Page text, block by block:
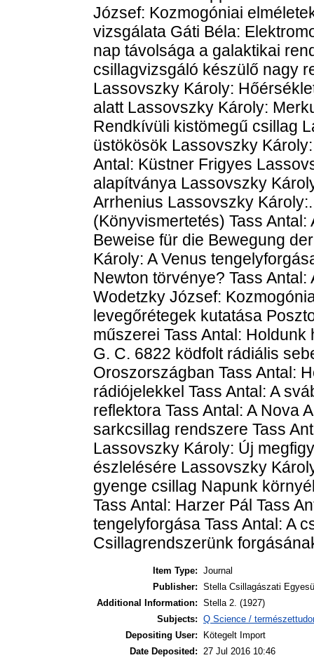
József: Kozmogóniai
vizsgálata Gáti Béla:
nap távolsága a galaktikai
csillagvizsgáló készülő nagy
Lassovszky Károly:
alatt Lassovszky Károly:
Rendkívüli kistömegű csillag
üstökösök Lassovszky
Antal: Küstner Frigyes
alapítványa Lassovszky
Arrhenius Lassovszky
(Könyvismertetés) Tass
Beweise für die Bewegung
Károly: A Venus
Newton törvénye? Tass
Wodetzky József:
levegőrétegek kutatása
műszerei Tass Antal:
G. C. 6822 ködfolt rádiális
Oroszországban Tass Antal:
rádiójelekkel Tass Antal: A
reflektora Tass Antal: A Nova
sarkcsillag rendszere Tass
Lassovszky Károly: Új
észlelésére Lassovszky
gyenge csillag Napunk
Tass Antal: Harzer Pál Tass
tengelyforgása Tass Antal: A
Csillagrendszerünk
Item Type: Journal
Publisher: Stella Csillagászati
Additional Information: Stella 2. (1927)
Subjects: Q Science /
Depositing User:
Kötegelt Import
Date Deposited:
27 Jul 2016 10:46